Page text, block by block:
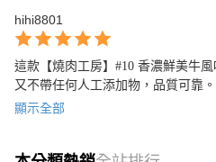
hihi8801
這款【燒肉工房】#10 香濃鮮美牛
又不帶任何人工添加物，品質可靠
獲得健康的營養。絕對值得推薦！
顯示全部